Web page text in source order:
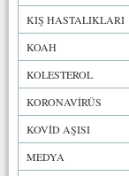
KIŞ HASTALIKLARI
KOAH
KOLESTEROL
KORONAVİRÜS
KOVİD AŞISI
MEDYA